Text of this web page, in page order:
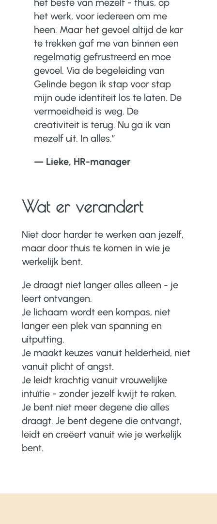
het beste van mezelf - thuis, op
het werk, voor iedereen om me
heen. Maar het gevoel altijd de kar
te trekken gaf me van binnen een
regelmatig gefrustreerd en moe
gevoel. Via de begeleiding van
Gelinde begon ik stap voor stap
mijn oude identiteit los te laten. De
vermoeidheid is weg. De
creativiteit is terug. Nu ga ik van
mezelf uit. In alles.”
— Lieke, HR-manager
Wat er verandert
Niet door harder te werken aan jezelf,
maar door thuis te komen in wie je
werkelijk bent.
Je draagt niet langer alles alleen - je
leert ontvangen.
Je lichaam wordt een kompas, niet
langer een plek van spanning en
uitputting.
Je maakt keuzes vanuit helderheid, niet
vanuit plicht of angst.
Je leidt krachtig vanuit vrouwelijke
intuïtie - zonder jezelf kwijt te raken.
Je bent niet meer degene die alles
draagt. Je bent degene die ontvangt,
leidt en creëert vanuit wie je werkelijk
bent.